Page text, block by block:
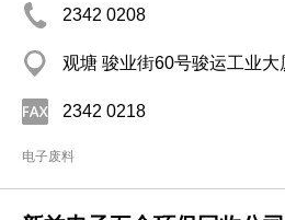
2342 0208
观塘 骏业街60号骏运工业大
2342 0218
电子废料